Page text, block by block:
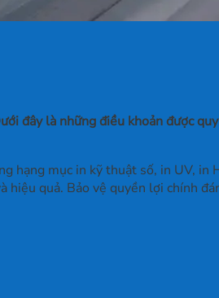
đây là những điều khoản được
hạng mục in kỹ thuật số, in UV, in
quả. Bảo vệ quyền lợi chính